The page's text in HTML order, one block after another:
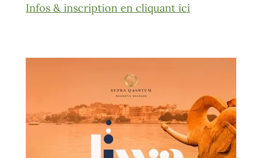
Infos & inscription en cliquant ici